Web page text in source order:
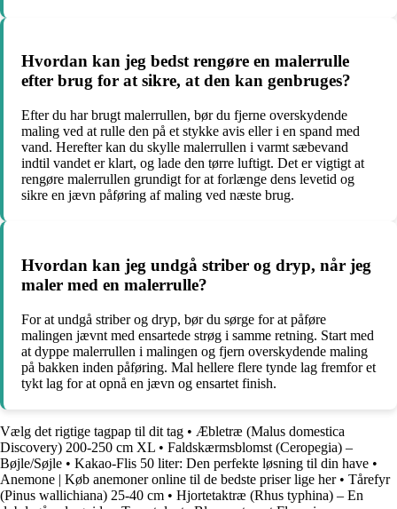
Hvordan kan jeg bedst rengøre en malerrulle
efter brug for at sikre, at den kan genbruges?
Efter du har brugt malerrullen, bør du fjerne overskydende
maling ved at rulle den på et stykke avis eller i en spand med
vand. Herefter kan du skylle malerrullen i varmt sæbevand
indtil vandet er klart, og lade den tørre luftigt. Det er vigtigt at
rengøre malerrullen grundigt for at forlænge dens levetid og
sikre en jævn påføring af maling ved næste brug.
Hvordan kan jeg undgå striber og dryp, når jeg
maler med en malerrulle?
For at undgå striber og dryp, bør du sørge for at påføre
malingen jævnt med ensartede strøg i samme retning. Start med
at dyppe malerrullen i malingen og fjern overskydende maling
på bakken inden påføring. Mal hellere flere tynde lag fremfor et
tykt lag for at opnå en jævn og ensartet finish.
Vælg det rigtige tagpap til dit tag • Æbletræ (Malus domestica
Discovery) 200-250 cm XL • Faldskærmsblomst (Ceropegia) –
Bøjle/Søjle • Kakao-Flis 50 liter: Den perfekte løsning til din have •
Anemone | Køb anemoner online til de bedste priser lige her• Tårefyr
(Pinus wallichiana) 25-40 cm • Hjortetaktræ (Rhus typhina) – En